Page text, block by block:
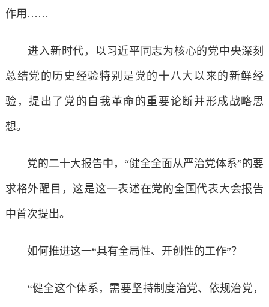
作用……
进入新时代，以习近平同志为核心的党中央深刻
总结党的历史经验特别是党的十八大以来的新鲜经
验，提出了党的自我革命的重要论断并形成战略思
想。
党的二十大报告中，“健全全面从严治党体系”的要
求格外醒目，这是这一表述在党的全国代表大会报告
中首次提出。
如何推进这一“具有全局性、开创性的工作”？
“健全这个体系，需要坚持制度治党、依规治党，